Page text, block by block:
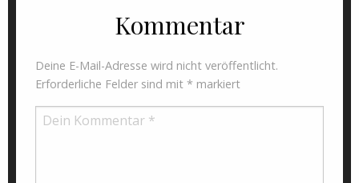
Kommentar
Deine E-Mail-Adresse wird nicht veröffentlicht.
Erforderliche Felder sind mit * markiert